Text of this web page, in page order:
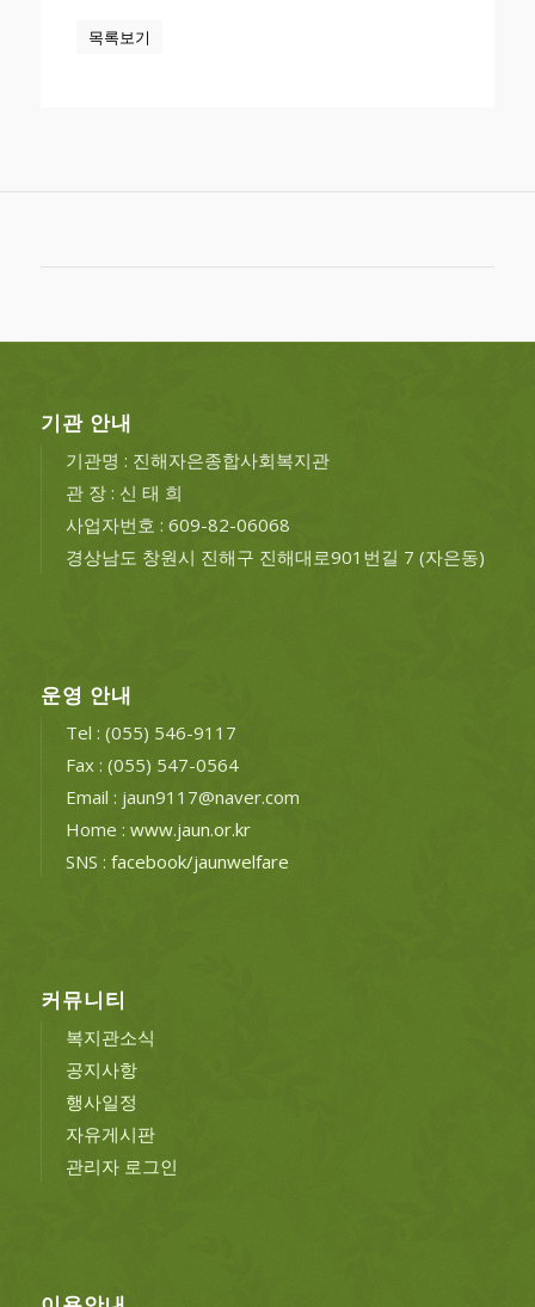
목록보기
기관 안내
기관명 : 진해자은종합사회복지관
관 장 : 신 태 희
사업자번호 : 609-82-06068
경상남도 창원시 진해구 진해대로901번길 7 (자은동)
운영 안내
Tel : (055) 546-9117
Fax : (055) 547-0564
Email : jaun9117@naver.com
Home : www.jaun.or.kr
SNS : facebook/jaunwelfare
커뮤니티
복지관소식
공지사항
행사일정
자유게시판
관리자 로그인